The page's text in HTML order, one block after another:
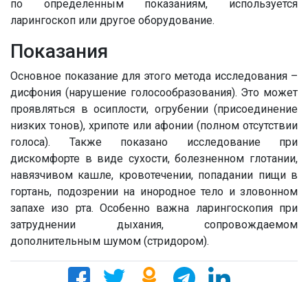
по определенным показаниям, используется
ларингоскоп или другое оборудование.
Показания
Основное показание для этого метода исследования –
дисфония (нарушение голосообразования). Это может
проявляться в осиплости, огрубении (присоединение
низких тонов), хрипоте или афонии (полном отсутствии
голоса). Также показано исследование при
дискомфорте в виде сухости, болезненном глотании,
навязчивом кашле, кровотечении, попадании пищи в
гортань, подозрении на инородное тело и зловонном
запахе изо рта. Особенно важна ларингоскопия при
затруднении дыхания, сопровождаемом
дополнительным шумом (стридором).